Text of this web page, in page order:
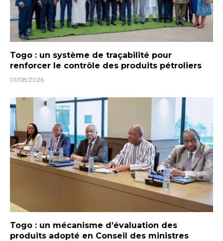
Togo : un système de traçabilité pour
renforcer le contrôle des produits pétroliers
01/08/2026
Togo : un mécanisme d’évaluation des
produits adopté en Conseil des ministres